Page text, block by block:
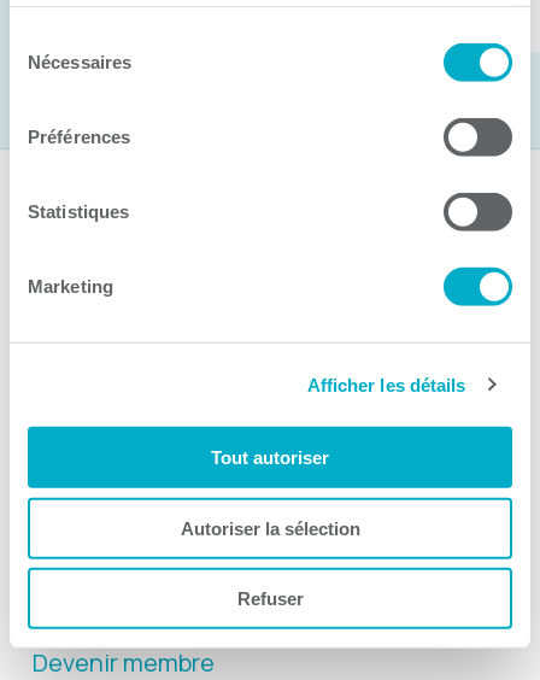
Nécessaires
Préférences
Statistiques
Marketing
Afficher les détails
Tout autoriser
Autoriser la sélection
Refuser
Suivez-nous
Gala Radisson
Solutions RH
Devenir membre